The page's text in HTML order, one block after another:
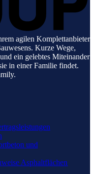
agilen Komplettanbieter
Kurze Wege,
ein gelebtes Miteinander
in einer Familie findet.
und
Asphaltflächen